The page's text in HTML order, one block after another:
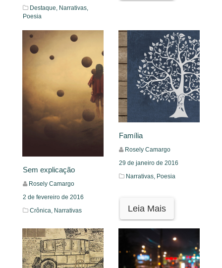
Destaque, Narrativas,
Poesia
Leia Mais
Sem explicação
Rosely Camargo
2 de fevereiro de 2016
Crônica, Narrativas
Leia Mais
Família
Rosely Camargo
29 de janeiro de 2016
Narrativas, Poesia
Leia Mais